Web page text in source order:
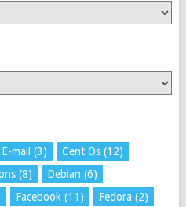
mail (3) Cent Os(12)
(8) Debian (6)
Facebook (11) Fedora (2)